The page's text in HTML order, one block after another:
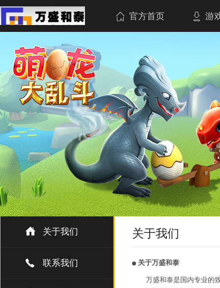
官方首页 游
关于我们
联系我们
关于我们
关于万盛和泰
万盛和泰是国内专业的